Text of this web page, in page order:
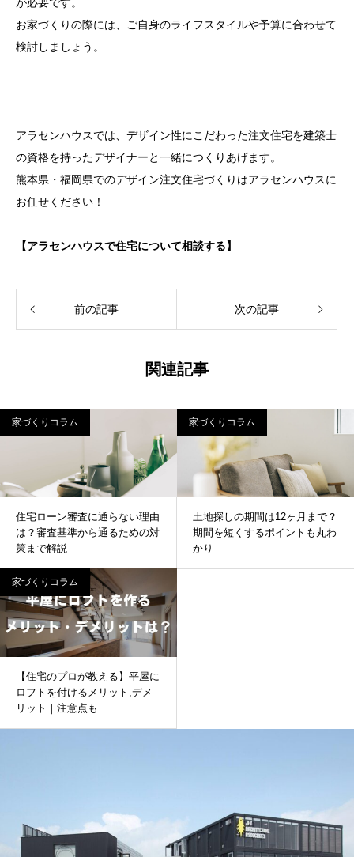
が必要です。
お家づくりの際には、ご自身のライフスタイルや予算に合わせて
検討しましょう。
アラセンハウスでは、デザイン性にこだわった注文住宅を建築士
の資格を持ったデザイナーと一緒につくりあげます。
熊本県・福岡県でのデザイン注文住宅づくりはアラセンハウスに
お任せください！
【アラセンハウスで住宅について相談する】
前の記事 次の記事
関連記事
家づくりコラム
住宅ローン審査に通らない理由
は？審査基準から通るための対
策まで解説
家づくりコラム
土地探しの期間は12ヶ月まで？
期間を短くするポイントも丸わ
かり
家づくりコラム
【住宅のプロが教える】平屋に
ロフトを付けるメリット,デメ
リット｜注意点も